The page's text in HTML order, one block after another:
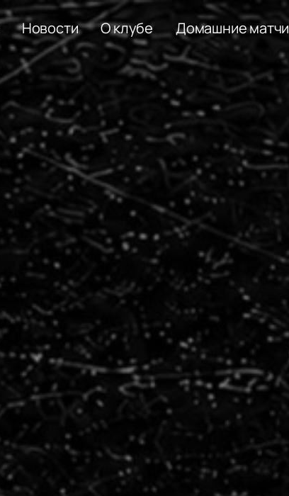
Новости О клубе Домашние матчи